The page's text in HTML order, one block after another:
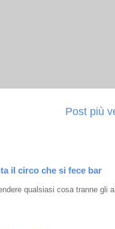
Post più
il circo che si fece bar
qualsiasi cosa tranne gli